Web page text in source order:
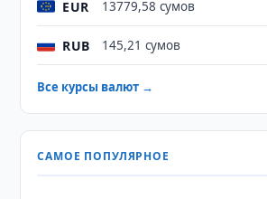
EUR 13779,58 сумов
RUB 145,21 сумов
Все курсы валют →
САМОЕ ПОПУЛЯРНОЕ